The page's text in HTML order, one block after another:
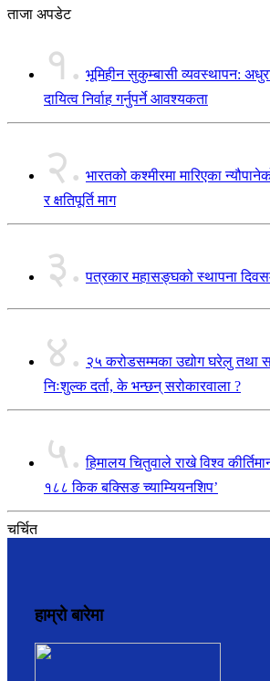
ताजा अपडेट
१. भूमिहीन सुकुम्बासी व्यवस्थापन:
दायित्व निर्वाह गर्नुपर्ने आवश्यकता
२. भारतको कश्मीरमा मारिएका
र क्षतिपूर्ति माग
३. पत्रकार महासङ्घको स्थापना
४. २५ करोडसम्मका उद्योग घरेलु तथा
निःशुल्क दर्ता, के भन्छन् सरोकारवाला ?
५. हिमालय चितुवाले राखे विश्व
१८८ किक बक्सिङ च्याम्यियनशिप’
चर्चित
हाम्रो बारेमा